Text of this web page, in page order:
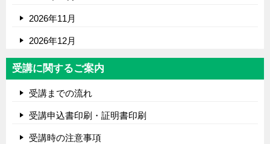
2026年11月
2026年12月
受講に関するご案内
受講までの流れ
受講申込書印刷・証明書印刷
受講時の注意事項